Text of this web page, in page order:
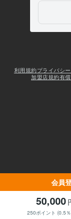
会員
50,000
250ポイント (0.5